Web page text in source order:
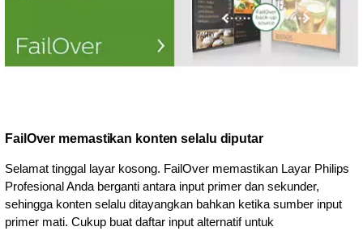
FailOver memastikan konten selalu diputar
Selamat tinggal layar kosong. FailOver memastikan Layar Philips
Profesional Anda berganti antara input primer dan sekunder,
sehingga konten selalu ditayangkan bahkan ketika sumber input
primer mati. Cukup buat daftar input alternatif untuk